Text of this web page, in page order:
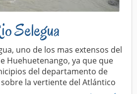
Selegua
uno de los mas extensos del
Huehuetenango, ya que que
del departamento de
la vertiente del Atlántico